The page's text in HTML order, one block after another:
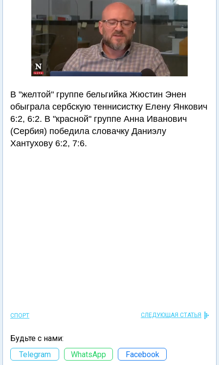
В "желтой" группе бельгийка Жюстин Энен
обыграла сербскую теннисистку Елену Янкович
6:2, 6:2. В "красной" группе Анна Иванович
(Сербия) победила словачку Даниэлу
Хантухову 6:2, 7:6.
СПОРТ СЛЕДУЮЩАЯ СТАТЬЯ
Будьте с нами:
Telegram
WhatsApp Facebook